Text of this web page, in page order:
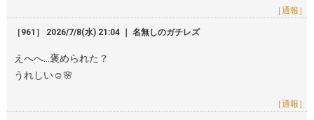
［通報］
［961］ 2026/7/8(水) 21:04 ｜ 名無しのガチレズ
えへへ…褒められた？
うれしい☺️🌸
［通報］